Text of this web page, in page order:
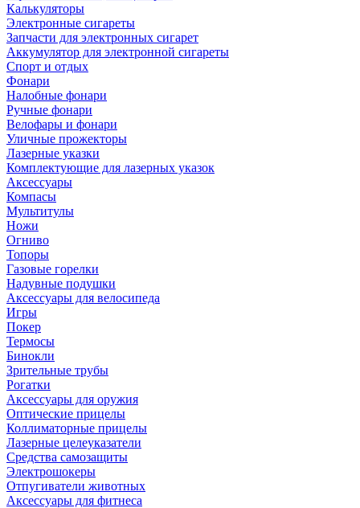
Калькуляторы
Электронные сигареты
Запчасти для электронных сигарет
Аккумулятор для электронной сигареты
Спорт и отдых
Фонари
Налобные фонари
Ручные фонари
Велофары и фонари
Уличные прожекторы
Лазерные указки
Комплектующие для лазерных указок
Аксессуары
Компасы
Мультитулы
Ножи
Огниво
Топоры
Газовые горелки
Надувные подушки
Аксессуары для велосипеда
Игры
Покер
Термосы
Бинокли
Зрительные трубы
Рогатки
Аксессуары для оружия
Оптические прицелы
Коллиматорные прицелы
Лазерные целеуказатели
Средства самозащиты
Электрошокеры
Отпугиватели животных
Аксессуары для фитнеса